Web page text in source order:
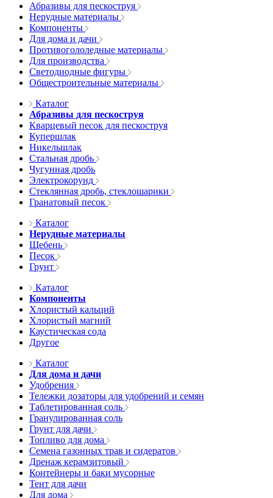
Абразивы для пескоструя
Нерудные материалы
Компоненты
Для дома и дачи
Противогололедные материалы
Для производства
Светодиодные фигуры
Общестроительные материалы
Каталог
Абразивы для пескоструя
Кварцевый песок для пескоструя
Купершлак
Никельшлак
Стальная дробь
Чугунная дробь
Электрокорунд
Стеклянная дробь, стеклошарики
Гранатовый песок
Каталог
Нерудные материалы
Щебень
Песок
Грунт
Каталог
Компоненты
Хлористый кальций
Хлористый магний
Каустическая сода
Другое
Каталог
Для дома и дачи
Удобрения
Тележки дозаторы для удобрений и семян
Таблетированная соль
Гранулированная соль
Грунт для дачи
Топливо для дома
Семена газонных трав и сидератов
Дренаж керамзитовый
Контейнеры и баки мусорные
Тент для дачи
Для дома